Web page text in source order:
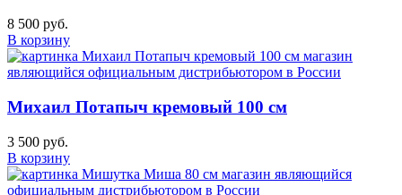
8 500 руб.
В корзину
Михаил Потапыч кремовый 100 см
3 500 руб.
В корзину